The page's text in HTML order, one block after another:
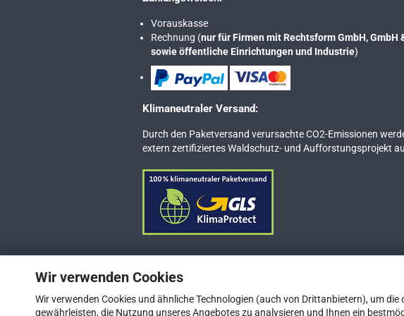
Wir verwenden Cookies
Wir verwenden Cookies und ähnliche Technologien (auch von Drittanbietern), um
gewährleisten, die Nutzung unseres Angebotes zu analysieren und Ihnen ein
Vorauskasse
Rechnung (nur für Firmen mit Rechtsform GmbH, GmbH
sowie öffentliche Einrichtungen und Industrie)
Klimaneutraler Versand:
Durch den Paketversand verursachte CO2-Emissionen
extern zertifiziertes Waldschutz- und Aufforstungsprojekt
Vertrag widerrufen